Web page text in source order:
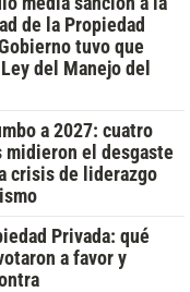
de la Propiedad
tuvo que
del Manejo del
a 2027: cuatro
midieron el desgaste
crisis de liderazgo
Privada: qué
a favor y